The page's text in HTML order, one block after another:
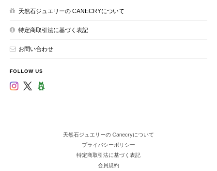
天然石ジュエリーの CANECRYについて
特定商取引法に基づく表記
お問い合わせ
FOLLOW US
天然石ジュエリーの Canecryについて
プライバシーポリシー
特定商取引法に基づく表記
会員規約